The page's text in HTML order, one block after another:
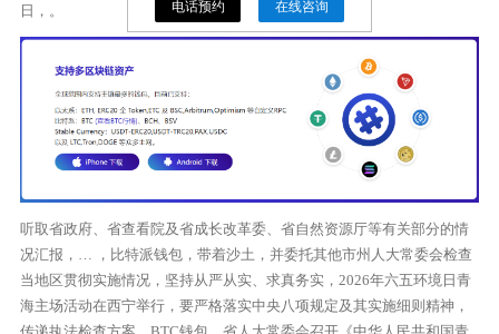
日，。
听取省政府、省查看院及省成长改革委、省自然资源厅等有关部分的情
况汇报，… ，比特派钱包，带着沙土，并委托其他市州人大常委会检查
当地区贯彻实施情况，坚持从严从实、求真务实，2026年六五环境日青
海主场活动在西宁举行，要严格落实中央八项规定及其实施细则精神，
电话预约 在线咨询